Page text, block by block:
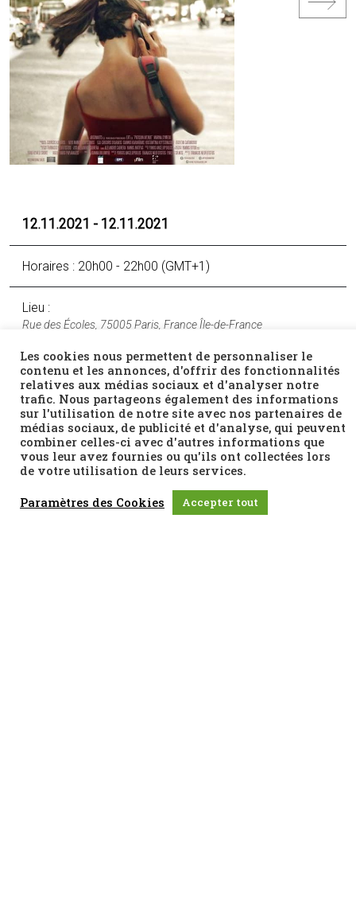
12.11.2021 - 12.11.2021
Horaires : 20h00 - 22h00 (GMT+1)
Lieu :
Rue des Écoles, 75005 Paris, France Île-de-France
Tarif : Plein tarif : 9,50€
Tarif réduit : 7,50€ (senior, étudiant, famille nombreuse,
demandeur d’emploi...)
Adhérents du CCHEL : 7,50€
Moins de 26 ans : 6€
Carte illimité UGC - MK2 acceptée
Ciné Carte CIP acceptée
Twitter Email
Les cookies nous permettent de personnaliser le
contenu et les annonces, d'offrir des fonctionnalités
relatives aux médias sociaux et d'analyser notre
trafic. Nous partageons également des informations
sur l'utilisation de notre site avec nos partenaires de
médias sociaux, de publicité et d'analyse, qui peuvent
combiner celles-ci avec d'autres informations que
vous leur avez fournies ou qu'ils ont collectées lors
de votre utilisation de leurs services.
Paramètres des Cookies Accepter tout